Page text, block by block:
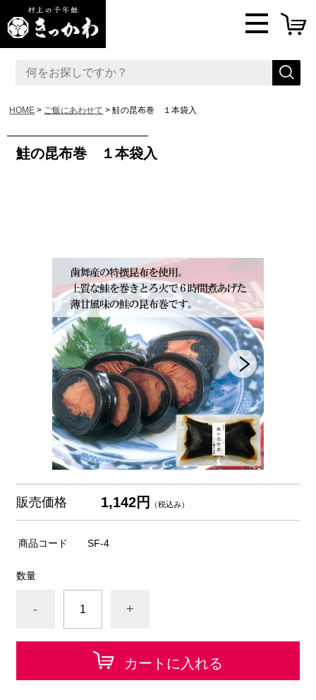
HOME ご飯にあわせて 鮭の昆布巻 １本袋入
鮭の昆布巻 １本袋入
販売価格 1,142円 （税込み）
商品コード SF-4
数量
- +
カートに入れる